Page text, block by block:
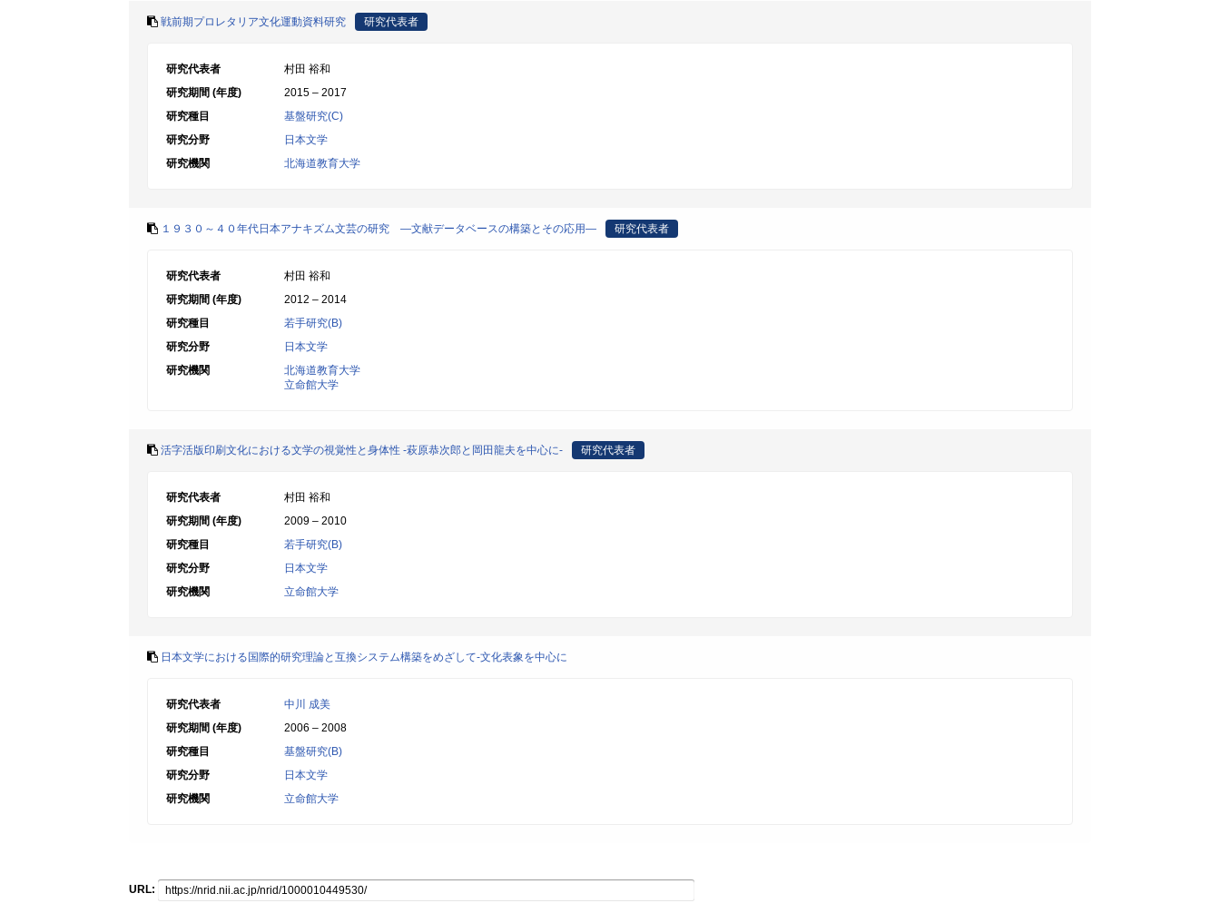
戦前期プロレタリア文化運動資料研究 研究代表者
研究代表者
村田 裕和
研究期間 (年度)
2015 – 2017
研究種目
基盤研究(C)
研究分野
日本文学
研究機関
北海道教育大学
１９３０～４０年代日本アナキズム文芸の研究 ―文献データベースの構築とその応用― 研究代表者
研究代表者
村田 裕和
研究期間 (年度)
2012 – 2014
研究種目
若手研究(B)
研究分野
日本文学
研究機関
北海道教育大学
立命館大学
活字活版印刷文化における文学の視覚性と身体性 -萩原恭次郎と岡田龍夫を中心に- 研究代表者
研究代表者
村田 裕和
研究期間 (年度)
2009 – 2010
研究種目
若手研究(B)
研究分野
日本文学
研究機関
立命館大学
日本文学における国際的研究理論と互換システム構築をめざして-文化表象を中心に
研究代表者
中川 成美
研究期間 (年度)
2006 – 2008
研究種目
基盤研究(B)
研究分野
日本文学
研究機関
立命館大学
URL: